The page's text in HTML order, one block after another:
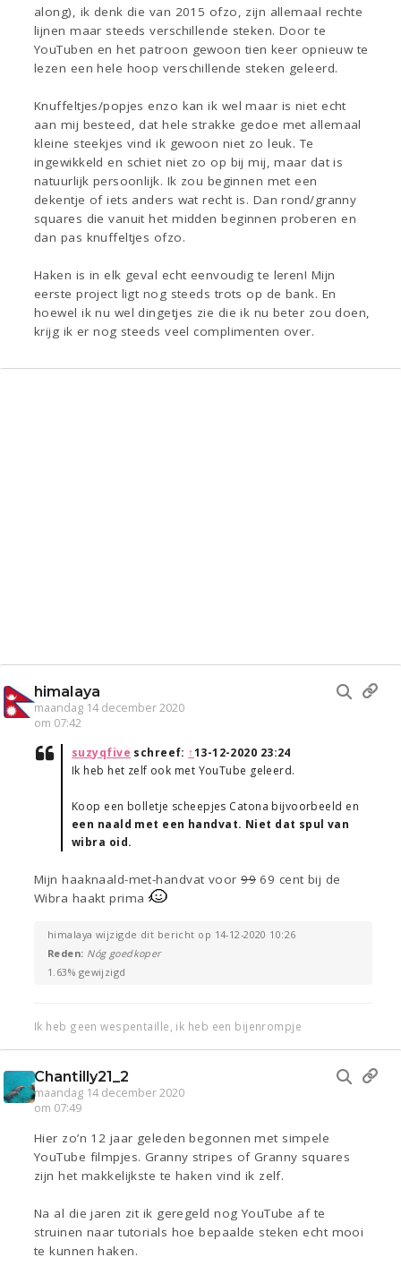
along), ik denk die van 2015 ofzo, zijn allemaal rechte
lijnen maar steeds verschillende steken. Door te
YouTuben en het patroon gewoon tien keer opnieuw te
lezen een hele hoop verschillende steken geleerd.
Knuffeltjes/popjes enzo kan ik wel maar is niet echt
aan mij besteed, dat hele strakke gedoe met allemaal
kleine steekjes vind ik gewoon niet zo leuk. Te
ingewikkeld en schiet niet zo op bij mij, maar dat is
natuurlijk persoonlijk. Ik zou beginnen met een
dekentje of iets anders wat recht is. Dan rond/granny
squares die vanuit het midden beginnen proberen en
dan pas knuffeltjes ofzo.
Haken is in elk geval echt eenvoudig te leren! Mijn
eerste project ligt nog steeds trots op de bank. En
hoewel ik nu wel dingetjes zie die ik nu beter zou doen,
krijg ik er nog steeds veel complimenten over.
himalaya
maandag 14 december 2020
om 07:42
suzyqfive schreef: ↑13-12-2020 23:24
Ik heb het zelf ook met YouTube geleerd.
Koop een bolletje scheepjes Catona bijvoorbeeld en
een naald met een handvat. Niet dat spul van
wibra oid.
Mijn haaknaald-met-handvat voor9969 cent bij de
Wibra haakt prima
himalaya wijzigde dit bericht op 14-12-2020 10:26
Reden: Nóg goedkoper
1.63% gewijzigd
Ik heb geen wespentaille, ik heb een bijenrompje
Chantilly21_2
maandag 14 december 2020
om 07:49
Hier zo’n 12 jaar geleden begonnen met simpele
YouTube filmpjes. Granny stripes of Granny squares
zijn het makkelijkste te haken vind ik zelf.
Na al die jaren zit ik geregeld nog YouTube af te
struinen naar tutorials hoe bepaalde steken echt mooi
te kunnen haken.